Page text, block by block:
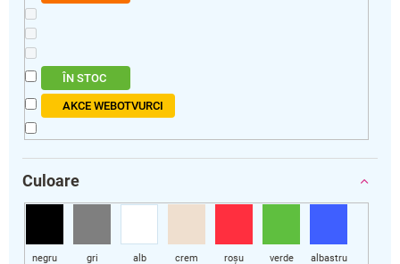
ÎN STOC
AKCE WEBOTVURCI
Culoare